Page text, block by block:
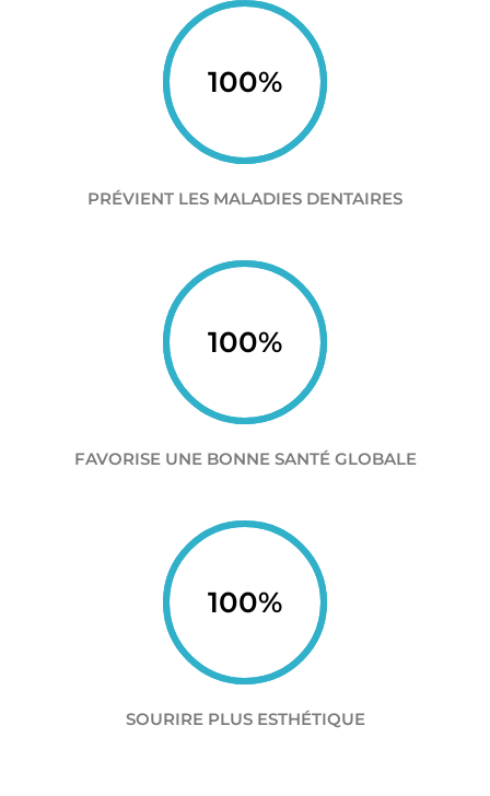
100%
PRÉVIENT LES MALADIES DENTAIRES
100%
FAVORISE UNE BONNE SANTÉ GLOBALE
100%
SOURIRE PLUS ESTHÉTIQUE